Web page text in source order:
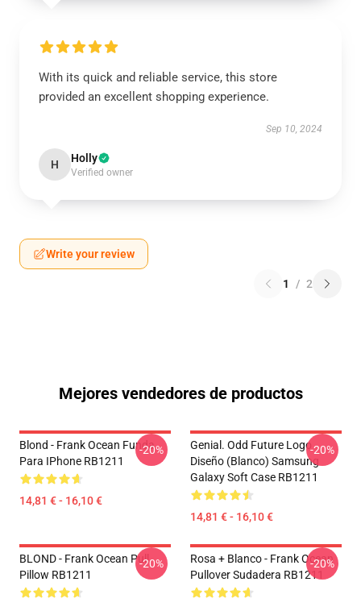
With its quick and reliable service, this store
provided an excellent shopping experience.
Sep 10, 2024
H Holly
Verified owner
Write your review
1 / 2
Mejores vendedores de productos
Blond - Frank Ocean Funda
Para IPhone RB1211
14,81 € - 16,10 €
-20%
Genial. Odd Future Logo
Diseño (blanco) Samsung
Galaxy Soft Case RB1211
14,81 € - 16,10 €
-20%
BLOND - Frank Ocean Pull
Pillow RB1211
-20%
Rosa + Blanco - Frank Ocean
Pullover Sudadera RB1211
-20%